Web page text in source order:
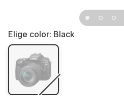
Elige color: Black